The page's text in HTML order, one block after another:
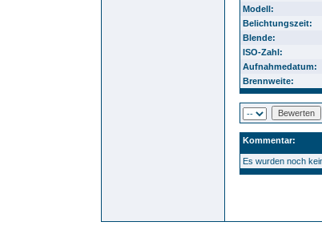
Modell:
Belichtungszeit:
Blende:
ISO-Zahl:
Aufnahmedatum:
Brennweite:
Kommentar:
Es wurden noch